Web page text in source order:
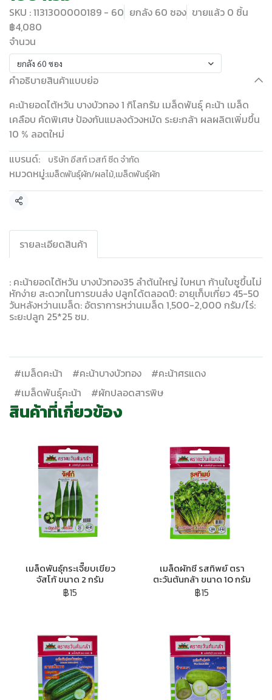
SKU : 1131300000189 - 60 ยกลัง 60 ซอง ขายแล้ว 0 ชิ้น
฿4,080
จำนวน
ยกลัง 60 ซอง
คำอธิบายสินค้าแบบย่อ
คะน้ายอดไต้หวัน บางบัวทอง 1 กิโลกรัม เมล็ดพันธุ์ คะน้า เมล็ด
เคลือบ คัดพิเศษ ป้องกันแมลงด้วงหมัด ระยะกล้า ผลผลิตเพิ่มขึ้น
10 % ลอตใหม่
แบรนด์:
บริษัท อีสท์ เวสท์ ซีด จำกัด
หมวดหมู่:เมล็ดพันธุ์ผัก/ผลไม้,เมล็ดพันธุ์ผัก
แชร์
รายละเอียดสินค้า
: คะน้ายอดไต้หวัน​ บางบัวทอง35​ ลำต้นใหญ่​ ใบหนา​ ก้านใบชูขึ้นไม่
หักง่าย​ สะดวกในการขนส่ง​ ปลูกได้ตลอดปี​: อายุเก็บเกี่ยว​ 45-50​
วันหลังหว่านเมล็ด: อัตราการหว่านเมล็ด​ 1,500-2,000 กรัม/ไร่:
ระยะปลูก​ 25*25 ซม.
#เมล็ดคะน้า #คะน้าบางบัวทอง
#คะน้าศรแดง
#เมล็ดพันธุ์คะน้า
#ผักปลอดสารพิษ
สินค้าที่เกี่ยวข้อง
เมล็ดพันธุ์กระเจี๊ยบเขียว
จัสโก้ ขนาด 2 กรัม
฿15
เมล็ดผักชี รสทิพย์ ตรา
ตะวันต้นกล้า ขนาด 10 กรัม
฿15